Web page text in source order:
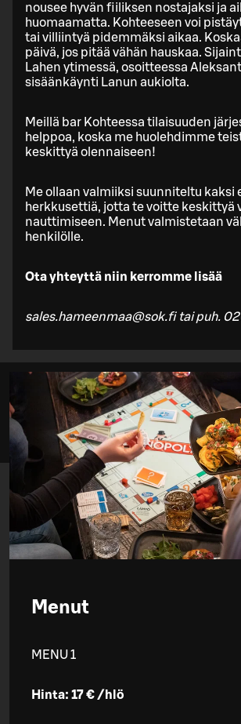
nousee hyvän fiiliksen nostajaksi ja
huomaamatta. Kohteeseen voi
tai villiintyä pidemmäksi aikaa.
päivä, jos pitää vähän hauskaa.
Lahen ytimessä, osoitteessa
sisäänkäynti Lanun aukiolta.
Meillä bar Kohteessa tilaisuuden
helppoa, koska me huolehdimme
keskittyä olennaiseen!
Me ollaan valmiiksi suunniteltu kaksi
herkkusettiä, jotta te voitte keskittyä
nauttimiseen. Menut valmistetaan
henkilölle.
Ota yhteyttä niin kerromme lisää
sales.hameenmaa@sok.fi tai puh.
Menut
MENU 1
Hinta: 17 € /hlö